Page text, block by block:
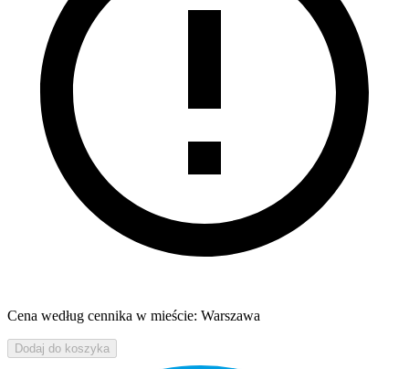
Cena według cennika w mieście: Warszawa
Dodaj do koszyka